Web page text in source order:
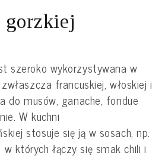
gorzkiej
szeroko wykorzystywana w
francuskiej, włoskiej i
do musów, ganache, fondue
W kuchni
stosuje się ją w sosach, np.
których łączy się smak chili i